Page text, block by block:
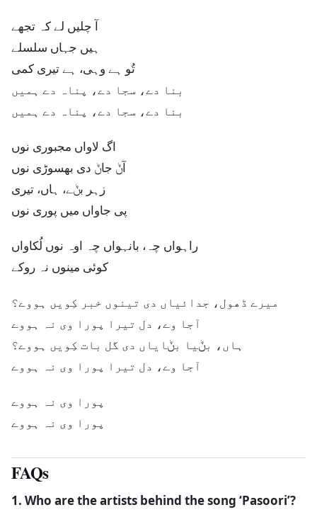
آ چلیں لے کہ تجھے
ہیں جہاں سلسلے
تُو ہے وہی، ہے تیری کمی
بنا دے، سجا دے، پناہ دے ہمیں
بنا دے، سجا دے، پناہ دے ہمیں
اگ لاواں مجبوری نوں
آݨ جاݨ دی بھسوڑی نوں
زہر بݨے، ہاں، تیری
پی جاواں میں پوری نوں
راہواں چہ، بانہواں چہ اوہ نوں لُکاواں
کوئی مینوں نہ روکے
میرے ڈھول، جدائیاں دی تینوں خبر کِویں ہووے؟
آجا وے، دل تیرا پورا وی نہ ہووے
ہاں، بݨیا بݨایاں دی گل بات کِویں ہووے؟
آجا وے، دل تیرا پورا وی نہ ہووے
پورا وی نہ ہووے
پورا وی نہ ہووے
FAQs
1. Who are the artists behind the song ‘Pasoori’?